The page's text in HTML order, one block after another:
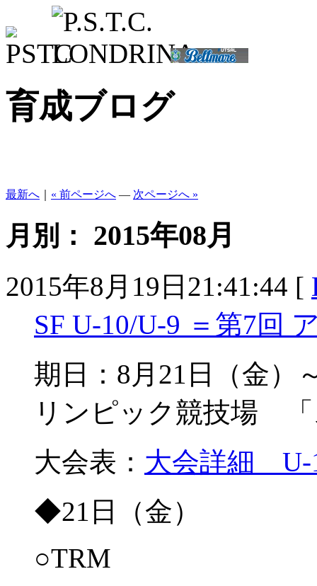
育成ブログ
最新へ « 前ページへ — 次ページへ »
月別： 2015年08月
2015年8月19日21:41:44 [
SF U-10/U-9 ＝第7回
期日：8月21日（金）
リンピック競技場
大会表： 大会詳細
◆21日（金）
○TRM